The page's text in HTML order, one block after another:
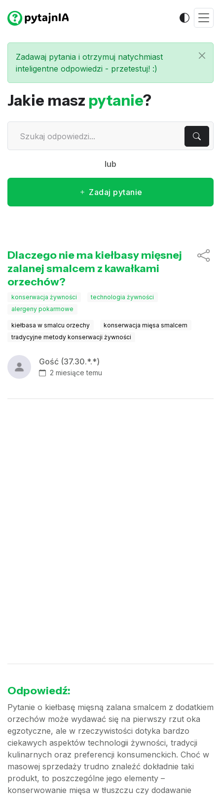
Zadawaj pytania i otrzymuj natychmiast
inteligentne odpowiedzi - przetestuj! :)
Jakie masz pytanie?
lub
Zadaj pytanie
Dlaczego nie ma kiełbasy mięsnej
zalanej smalcem z kawałkami
orzechów?
konserwacja żywności
technologia żywności
alergeny pokarmowe
kiełbasa w smalcu orzechy
konserwacja mięsa smalcem
tradycyjne metody konserwacji żywności
Gość (37.30.*.*)
2 miesiące temu
Odpowiedź:
Pytanie o kiełbasę mięsną zalana smalcem z dodatkiem
orzechów może wydawać się na pierwszy rzut oka
egzotyczne, ale w rzeczywistości dotyka bardzo
ciekawych aspektów technologii żywności, tradycji
kulinarnych oraz preferencji konsumenckich. Choć w
masowej sprzedaży trudno znaleźć dokładnie taki
produkt, to poszczególne jego elementy –
konserwowanie mięsa w tłuszczu czy dodawanie